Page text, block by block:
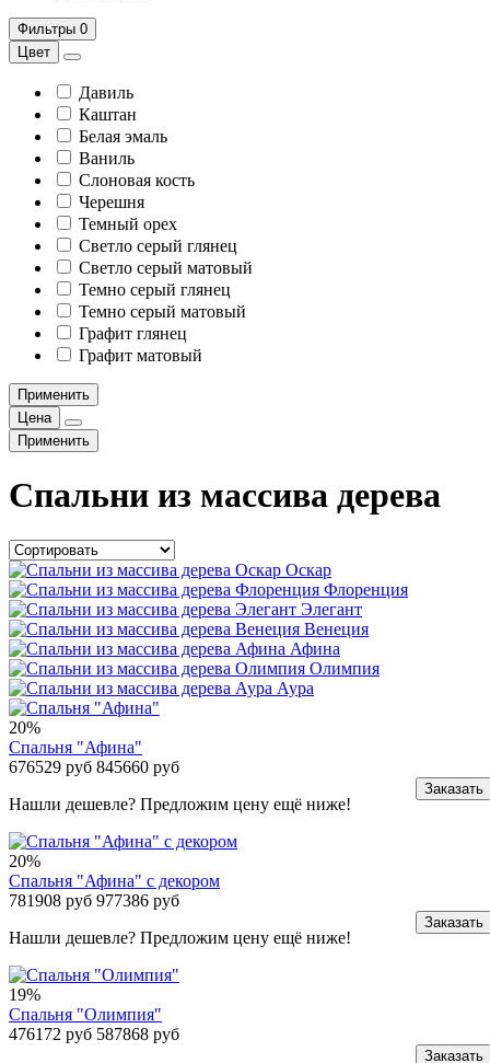
Фильтры 0
Цвет
Давиль
Каштан
Белая эмаль
Ваниль
Слоновая кость
Черешня
Темный орех
Светло серый глянец
Светло серый матовый
Темно серый глянец
Темно серый матовый
Графит глянец
Графит матовый
Применить
Цена
Применить
Спальни из массива дерева
Оскар
Флоренция
Элегант
Венеция
Афина
Олимпия
Аура
20%
Спальня "Афина"
676529 руб 845660 руб
Нашли дешевле? Предложим цену ещё ниже!
Заказать
20%
Спальня "Афина" с декором
781908 руб 977386 руб
Нашли дешевле? Предложим цену ещё ниже!
Заказать
19%
Спальня "Олимпия"
476172 руб 587868 руб
Заказать